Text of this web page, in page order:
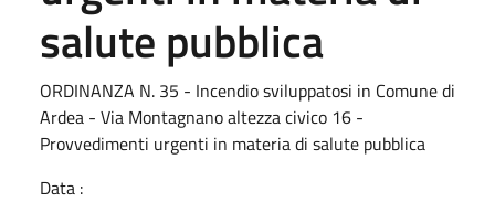
salute pubblica
ORDINANZA N. 35 - Incendio sviluppatosi in Comune di
Ardea - Via Montagnano altezza civico 16 -
Provvedimenti urgenti in materia di salute pubblica
Data :